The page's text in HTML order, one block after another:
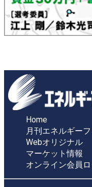
Home
月刊エネルギー
Webオリジナル
マーケット情報
オンライン会員